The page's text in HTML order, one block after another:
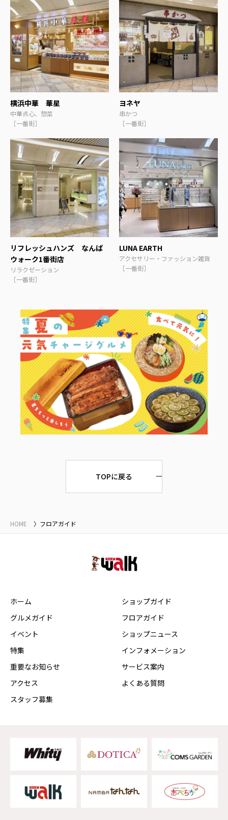
横浜中華 華星
中華点心、惣菜
［一番街］
ヨネヤ
串かつ
［一番街］
リフレッシュハンズ なんば
ウォーク1番街店
リラクゼーション
［一番街］
LUNA EARTH
アクセサリー・ファッション雑貨
［一番街］
TOPに戻る
HOME フロアガイド
ホーム
グルメガイド
イベント
特集
重要なお知らせ
アクセス
スタッフ募集
ショップガイド
フロアガイド
ショップニュース
インフォメーション
サービス案内
よくある質問